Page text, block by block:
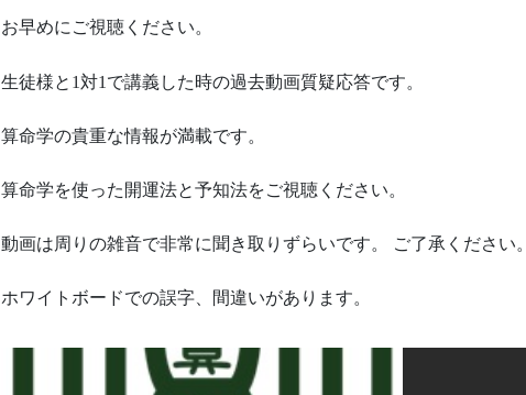
お早めにご視聴ください。
生徒様と1対1で講義した時の過去動画質疑応答です。
算命学の貴重な情報が満載です。
算命学を使った開運法と予知法をご視聴ください。
動画は周りの雑音で非常に聞き取りずらいです。 ご了承ください。
ホワイトボードでの誤字、間違いがあります。